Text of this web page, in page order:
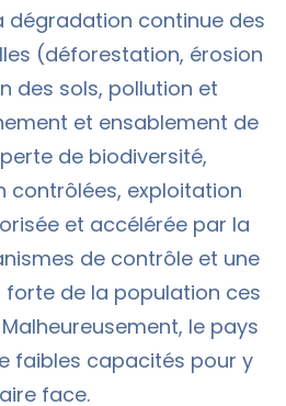
dégradation continue des
(déforestation, érosion
des sols, pollution et
et ensablement de
de biodiversité,
contrôlées, exploitation
et accélérée par la
de contrôle et une
de la population ces
le pays
faibles capacités pour y
face.